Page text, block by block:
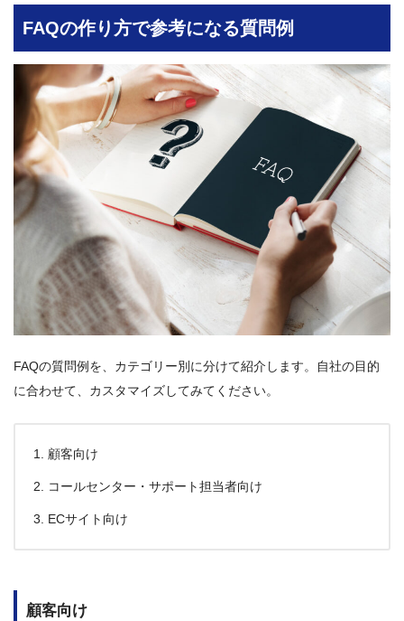
FAQの作り方で参考になる質問例
FAQの質問例を、カテゴリー別に分けて紹介します。自社の目的
に合わせて、カスタマイズしてみてください。
顧客向け
コールセンター・サポート担当者向け
ECサイト向け
顧客向け